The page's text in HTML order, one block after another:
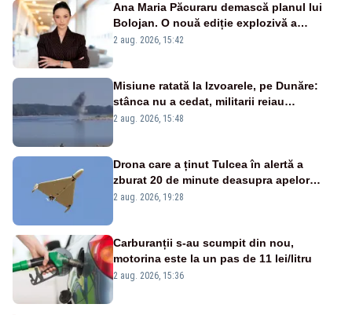
Ana Maria Păcuraru demască planul lui
Bolojan. O nouă ediție explozivă a
emisiunii „Miza Zilei” la Realitatea PLUS
2 aug. 2026, 15:42
Misiune ratată la Izvoarele, pe Dunăre:
stânca nu a cedat, militarii reiau
detonările luni – VIDEO
2 aug. 2026, 15:48
Drona care a ținut Tulcea în alertă a
zburat 20 de minute deasupra apelor
României. Au fost ridicate două F-16
2 aug. 2026, 19:28
Carburanții s-au scumpit din nou,
motorina este la un pas de 11 lei/litru
2 aug. 2026, 15:36